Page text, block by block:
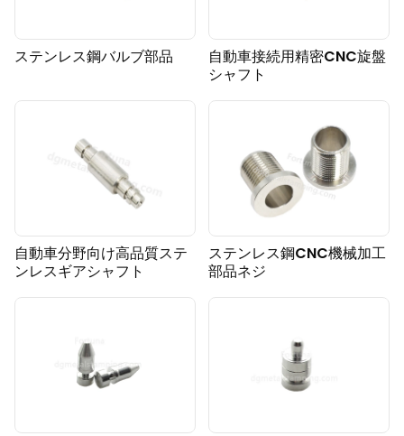
ステンレス鋼バルブ部品
自動車接続用精密CNC旋盤
シャフト
自動車分野向け高品質ステ
ンレスギアシャフト
ステンレス鋼CNC機械加工
部品ネジ